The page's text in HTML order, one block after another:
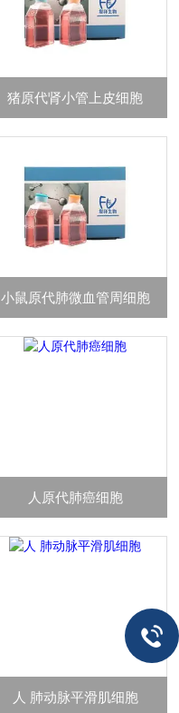
猪原代肾小管上皮细胞
小鼠原代肺微血管周细胞
人原代肺癌细胞
人 肺动脉平滑肌细胞